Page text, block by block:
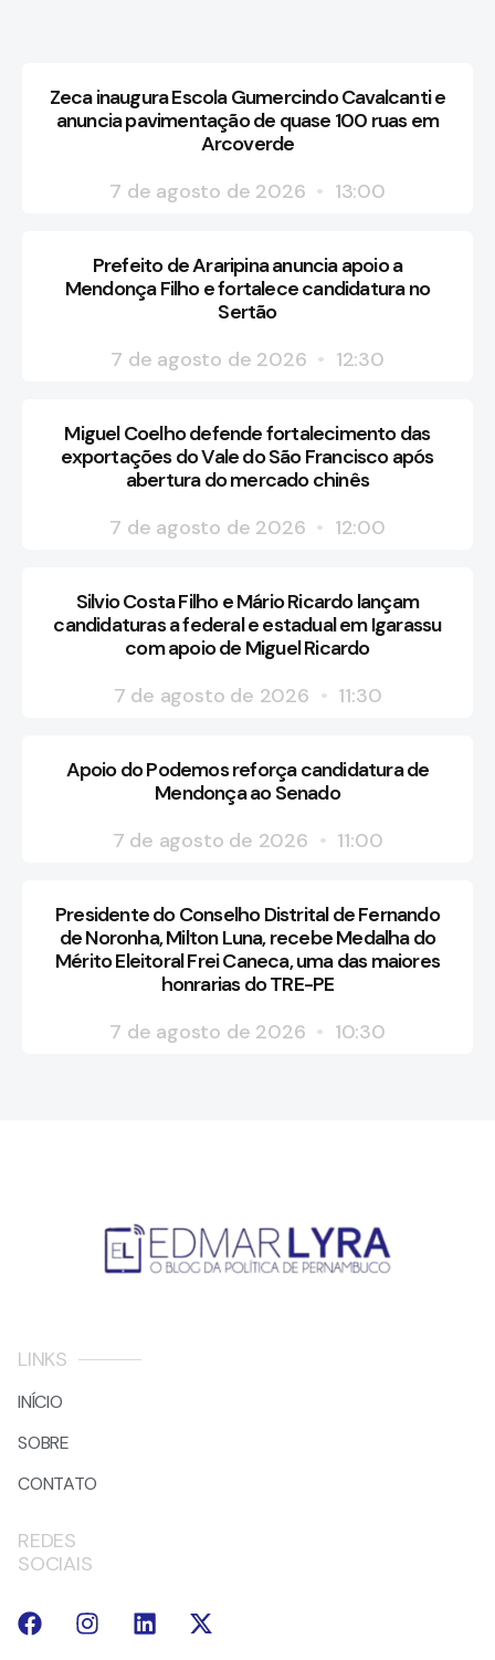
Zeca inaugura Escola Gumercindo Cavalcanti e
anuncia pavimentação de quase 100 ruas em
Arcoverde
7 de agosto de 2026
13:00
Prefeito de Araripina anuncia apoio a
Mendonça Filho e fortalece candidatura no
Sertão
7 de agosto de 2026
12:30
Miguel Coelho defende fortalecimento das
exportações do Vale do São Francisco após
abertura do mercado chinês
7 de agosto de 2026
12:00
Silvio Costa Filho e Mário Ricardo lançam
candidaturas a federal e estadual em Igarassu
com apoio de Miguel Ricardo
7 de agosto de 2026
11:30
Apoio do Podemos reforça candidatura de
Mendonça ao Senado
7 de agosto de 2026
11:00
Presidente do Conselho Distrital de Fernando
de Noronha, Milton Luna, recebe Medalha do
Mérito Eleitoral Frei Caneca, uma das maiores
honrarias do TRE-PE
7 de agosto de 2026
10:30
LINKS
INÍCIO
SOBRE
CONTATO
REDES
SOCIAIS